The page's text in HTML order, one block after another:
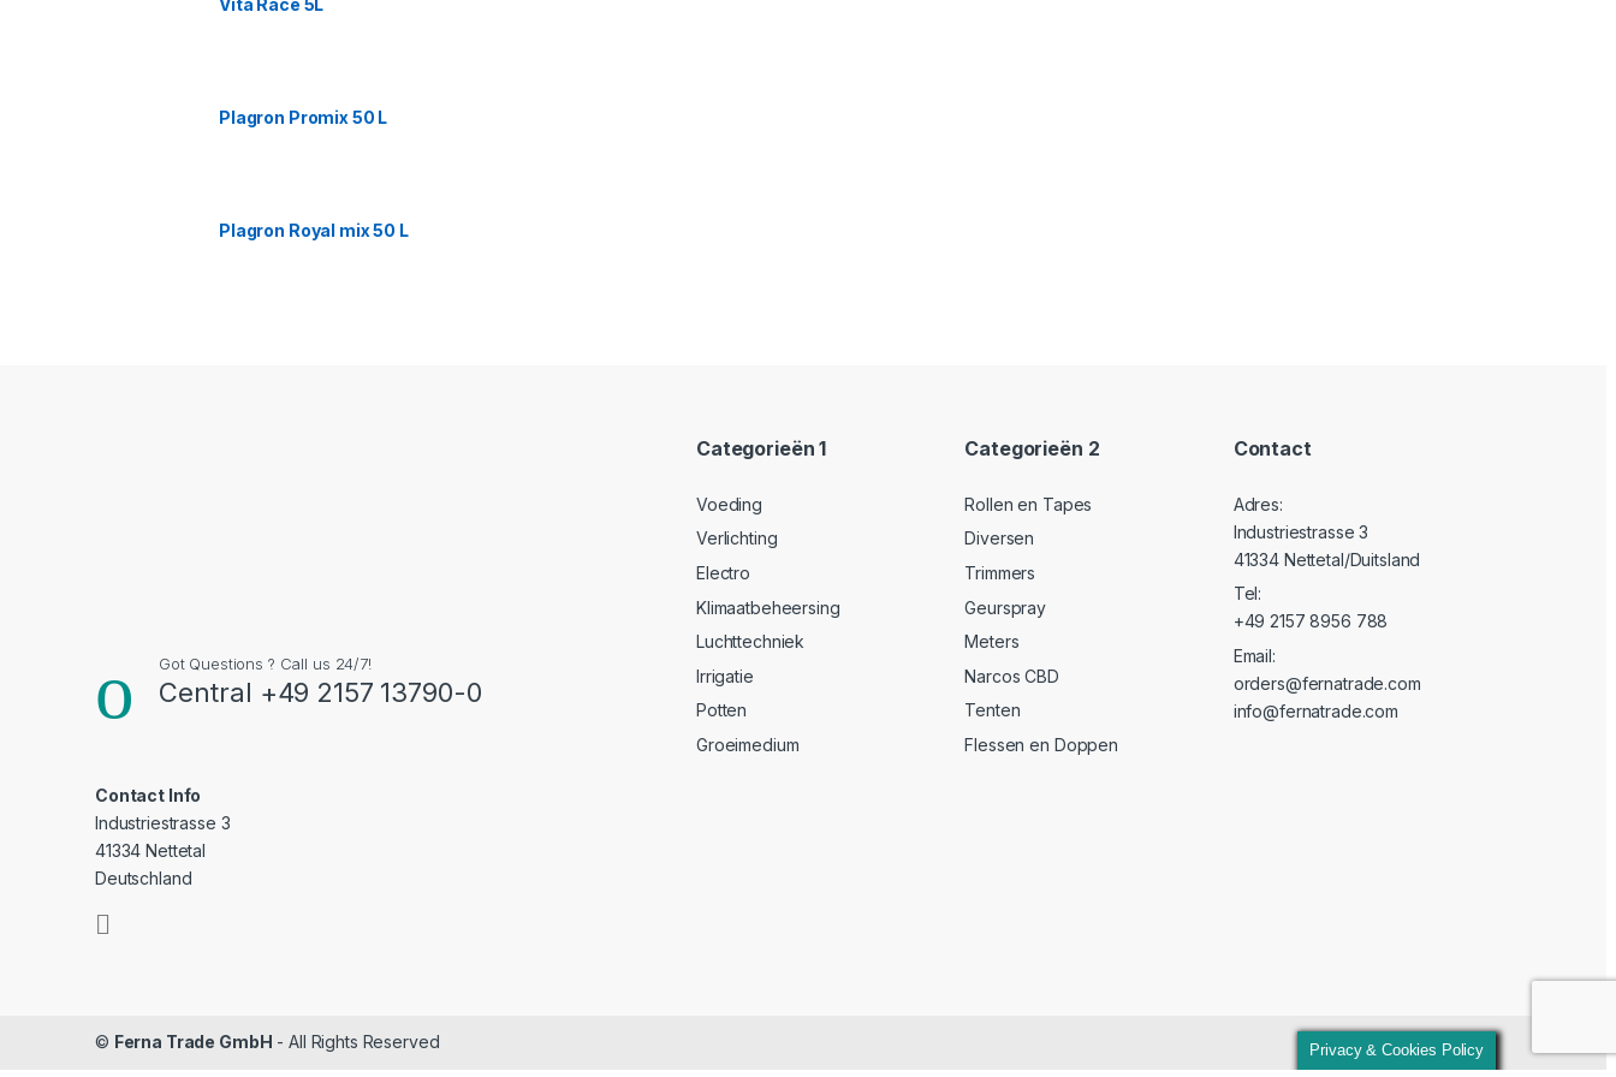
Vita Race 5L
Plagron Promix 50 L
Plagron Royal mix 50 L
Got Questions ? Call us 24/7!
Central +49 2157 13790-0
Contact Info
Industriestrasse 3
41334 Nettetal
Deutschland
Categorieën 1
Voeding
Verlichting
Electro
Klimaatbeheersing
Luchttechniek
Irrigatie
Potten
Groeimedium
Categorieën 2
Rollen en Tapes
Diversen
Trimmers
Geurspray
Meters
Narcos CBD
Tenten
Flessen en Doppen
Contact
Adres:
Industriestrasse 3
41334 Nettetal/Duitsland
Tel:
+49 2157 8956 788
Email:
orders@fernatrade.com
info@fernatrade.com
© Ferna Trade GmbH - All Rights Reserved Privacy & Cookies Policy